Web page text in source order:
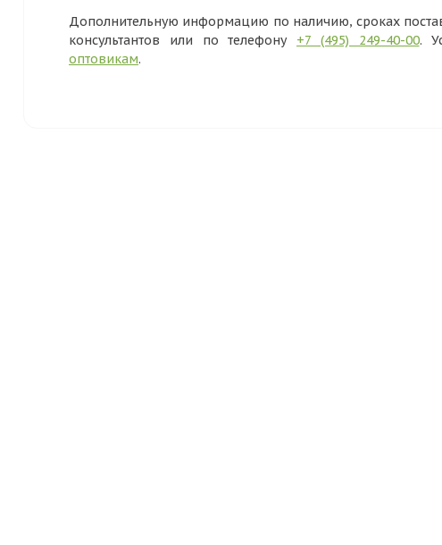
Дополнительную информацию по наличию, сроках
консультантов или по телефону +7 (495) 249-40-00.
оптовикам.